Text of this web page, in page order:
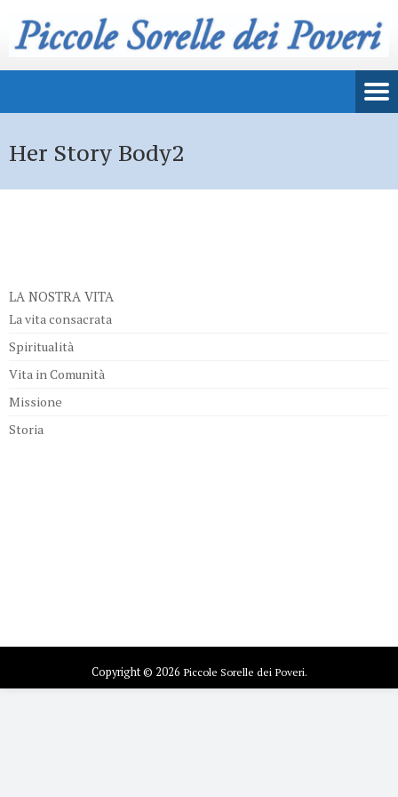
Her Story Body2
LA NOSTRA VITA
La vita consacrata
Spiritualità
Vita in Comunità
Missione
Storia
Copyright © 2026 Piccole Sorelle dei Poveri.